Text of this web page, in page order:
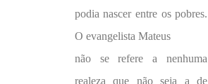
podia nascer entre os pobres.
O evangelista Mateus
não se refere a nenhuma
realeza que não seja a de